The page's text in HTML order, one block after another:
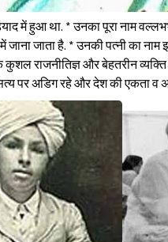
में हुआ था. * उनका पूरा नाम
जाता है. * उनकी पत्नी का
कुशल राजनीतिज्ञ और बेहतरीन
सत्य पर अडिग रहे और देश की एकता